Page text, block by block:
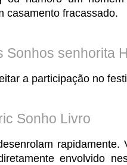
casamento fracassado.
Sonhos senhorita
a participação no
Sonho Livro
rapidamente.
envolvido